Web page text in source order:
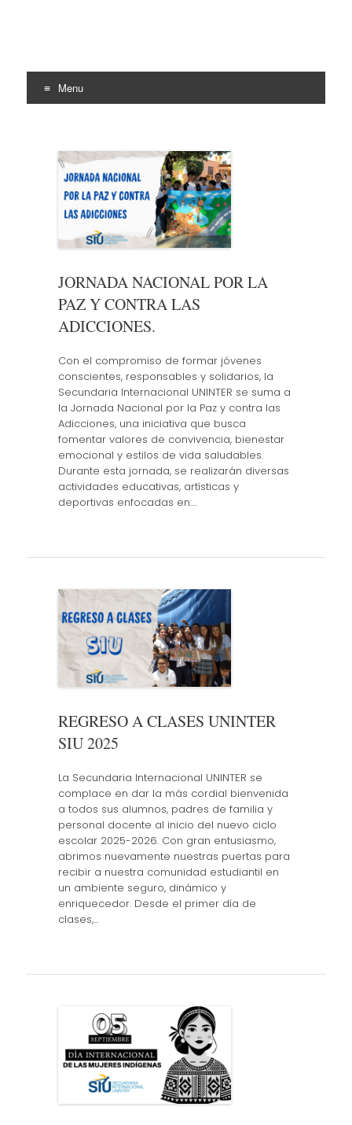
Menu
content
JORNADA NACIONAL POR LA
PAZ Y CONTRA LAS
ADICCIONES.
Con el compromiso de formar jóvenes
conscientes, responsables y solidarios, la
Secundaria Internacional UNINTER se suma a
la Jornada Nacional por la Paz y contra las
Adicciones, una iniciativa que busca
fomentar valores de convivencia, bienestar
emocional y estilos de vida saludables.
Durante esta jornada, se realizarán diversas
actividades educativas, artísticas y
deportivas enfocadas en:…
REGRESO A CLASES UNINTER
SIU 2025
La Secundaria Internacional UNINTER se
complace en dar la más cordial bienvenida
a todos sus alumnos, padres de familia y
personal docente al inicio del nuevo ciclo
escolar 2025-2026. Con gran entusiasmo,
abrimos nuevamente nuestras puertas para
recibir a nuestra comunidad estudiantil en
un ambiente seguro, dinámico y
enriquecedor. Desde el primer día de
clases,…